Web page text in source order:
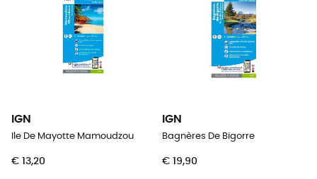
IGN
Ile De Mayotte Mamoudzou
€ 13,20
IGN
Bagnères De Bigorre
€ 19,90